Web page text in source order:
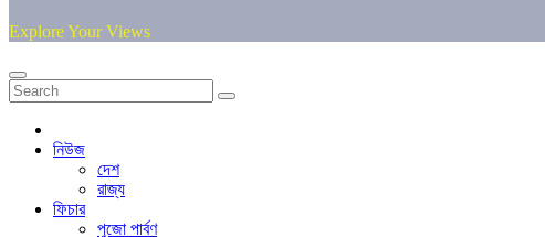
Explore Your Views
নিউজ
দেশ
রাজ্য
ফিচার
পুজো পার্বণ